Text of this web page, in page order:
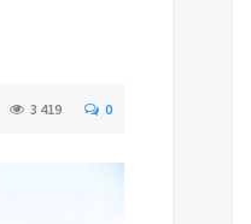
3 419 0